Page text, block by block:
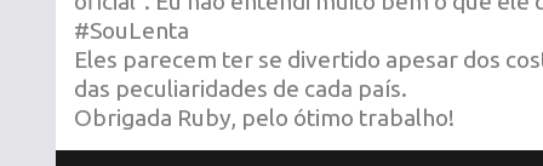
#SouLenta
Eles parecem ter se divertido apesar dos
das peculiaridades de cada país.
Obrigada Ruby, pelo ótimo trabalho!